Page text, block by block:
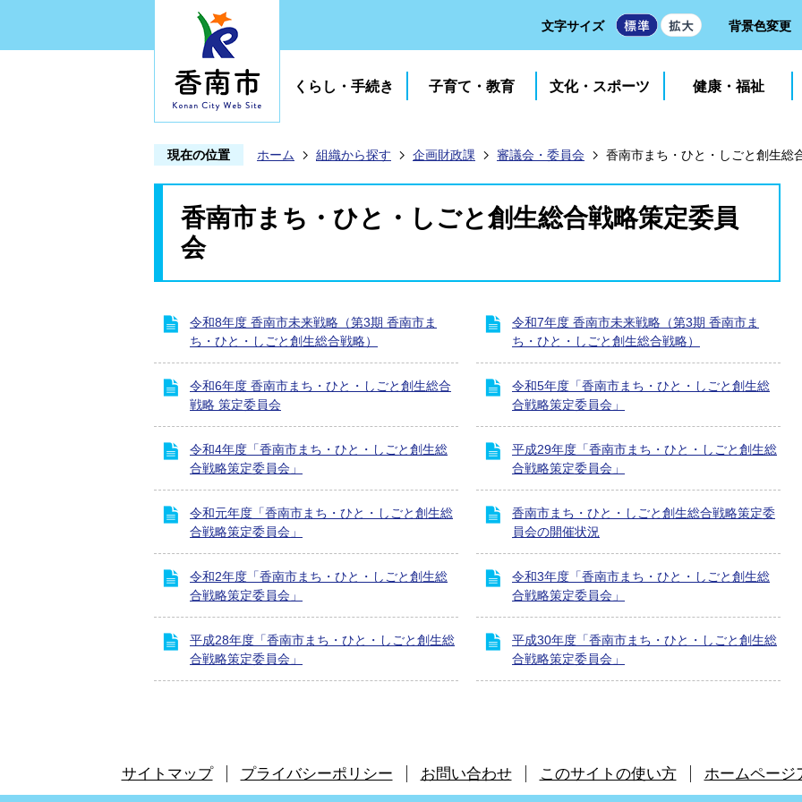
文字サイズ 背景色変更
くらし・手続き 子育て・教育 文化・スポーツ 健康・福祉
現在の位置 ホーム 組織から探す 企画財政課 審議会・委員会 香南市まち・ひと・しごと創生総
香南市まち・ひと・しごと創生総合戦略策定委員
会
令和8年度 香南市未来戦略（第3期 香南市ま
ち・ひと・しごと創生総合戦略）
令和7年度 香南市未来戦略（第3期 香南市ま
ち・ひと・しごと創生総合戦略）
令和6年度 香南市まち・ひと・しごと創生総合
戦略 策定委員会
令和5年度「香南市まち・ひと・しごと創生総
合戦略策定委員会」
令和4年度「香南市まち・ひと・しごと創生総
合戦略策定委員会」
平成29年度「香南市まち・ひと・しごと創生総
合戦略策定委員会」
令和元年度「香南市まち・ひと・しごと創生総
合戦略策定委員会」
香南市まち・ひと・しごと創生総合戦略策定委
員会の開催状況
令和2年度「香南市まち・ひと・しごと創生総
合戦略策定委員会」
令和3年度「香南市まち・ひと・しごと創生総
合戦略策定委員会」
平成28年度「香南市まち・ひと・しごと創生総
合戦略策定委員会」
平成30年度「香南市まち・ひと・しごと創生総
合戦略策定委員会」
サイトマップ プライバシーポリシー お問い合わせ このサイトの使い方 ホームページ